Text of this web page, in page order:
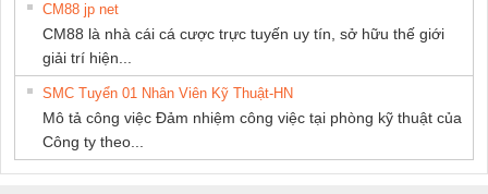
CM88 jp net
CM88 là nhà cái cá cược trực tuyến uy tín, sở hữu thế giới
giải trí hiện...
SMC Tuyển 01 Nhân Viên Kỹ Thuật-HN
Mô tả công việc Đảm nhiệm công việc tại phòng kỹ thuật của
Công ty theo...